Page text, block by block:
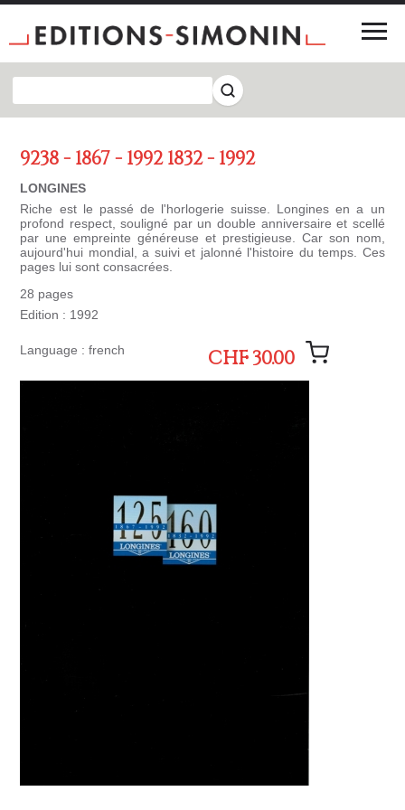
9238 - 1867 - 1992 1832 - 1992
LONGINES
Riche est le passé de l'horlogerie suisse. Longines en a un
profond respect, souligné par un double anniversaire et scellé
par une empreinte généreuse et prestigieuse. Car son nom,
aujourd'hui mondial, a suivi et jalonné l'histoire du temps. Ces
pages lui sont consacrées.
28 pages
Edition : 1992
Language : french CHF 30.00